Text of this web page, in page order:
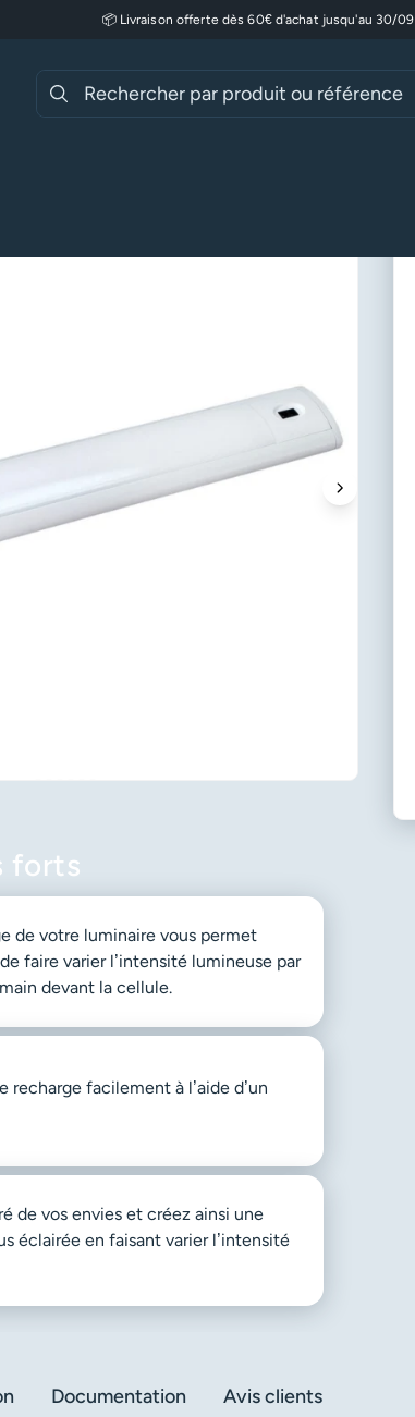
Lire plus
📦 Livraison offerte dès 60€ d'achat jusqu'au 30/09
forts
de votre luminaire vous permet
faire varier l’intensité lumineuse par
devant la cellule.
recharge facilement à l’aide d’un
de vos envies et créez ainsi une
éclairée en faisant varier l’intensité
Documentation Avis clients